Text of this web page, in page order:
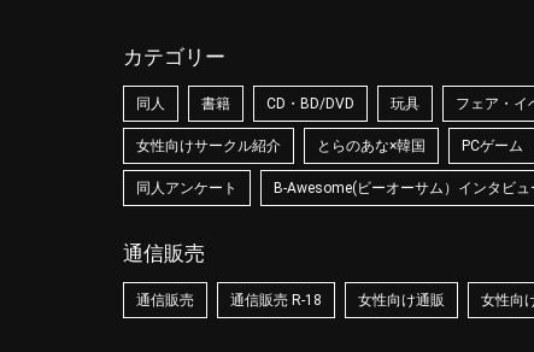
カテゴリー
同人 書籍 CD・BD/DVD 玩具 フェア・イ
女性向けサークル紹介 とらのあな×韓国 PCゲーム
同人アンケート B-Awesome(ビーオーサム）インタビュ
通信販売
通信販売 通信販売 R-18 女性向け通販 女性向